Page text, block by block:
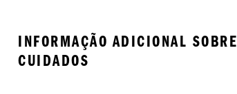
INFORMAÇÃO ADICIONAL SOBRE
CUIDADOS